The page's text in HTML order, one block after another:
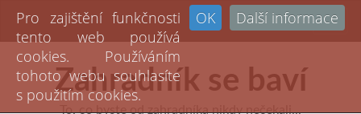
Zahradník se baví
To, co byste od zahradníka nikdy nečekali...
Pro zajištění funkčnosti
tento web používá
cookies. Používáním
tohoto webu souhlasíte
s použitím cookies.
OK Další informace